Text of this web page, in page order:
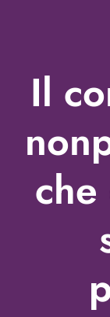
Nonprofit
Libri
Multimedia
Come
Il